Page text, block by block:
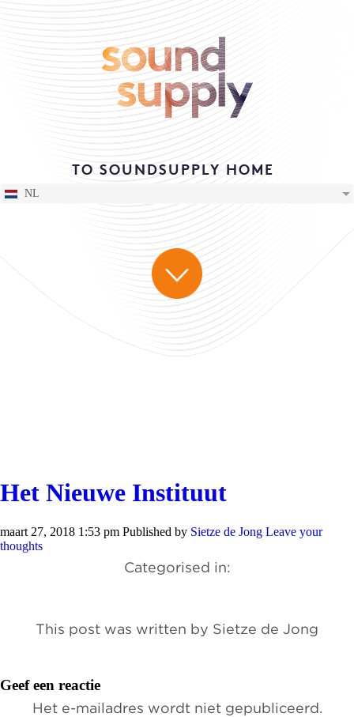
TO SOUNDSUPPLY HOME
NL
Het Nieuwe Instituut
maart 27, 2018 1:53 pm Published by Sietze de Jong Leave your
thoughts
Categorised in:
This post was written by Sietze de Jong
Geef een reactie
Het e-mailadres wordt niet gepubliceerd.